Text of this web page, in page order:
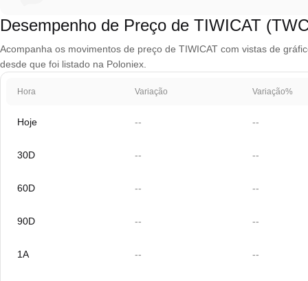
Desempenho de Preço de TIWICAT
Acompanha os movimentos de preço de TIWICAT com vistas de
desde que foi listado na Poloniex.
Hora Variação Variação%
Hoje -- --
30D -- --
60D -- --
90D -- --
1A -- --